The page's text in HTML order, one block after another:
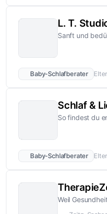
L. T.
Sanft und
Baby-Schlafberater
Schlaf &
So findest du
Baby-Schlafberater
Weil